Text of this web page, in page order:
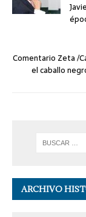
Comentario Zeta /
el caballo
ARCHIVO